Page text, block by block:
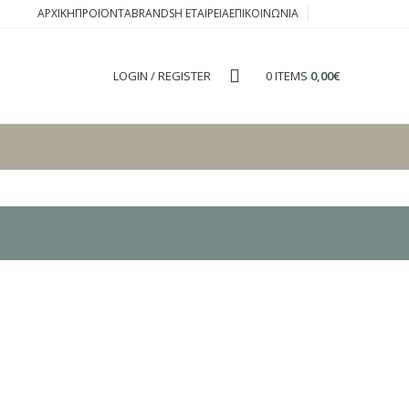
ΑΡΧΙΚΉΠΡΟΪΌΝΤΑBRANDSΗ ΕΤΑΙΡΕΊΑΕΠΙΚΟΙΝΩΝΊΑ
LOGIN / REGISTER 0ITEMS 0,00€